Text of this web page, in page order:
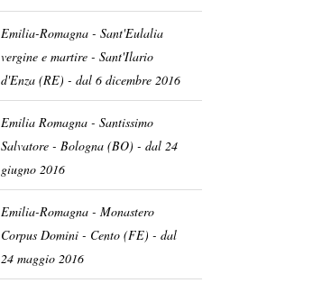
Emilia-Romagna - Sant'Eulalia
vergine e martire - Sant'Ilario
d'Enza (RE) - dal 6 dicembre 2016
Emilia Romagna - Santissimo
Salvatore - Bologna (BO) - dal 24
giugno 2016
Emilia-Romagna - Monastero
Corpus Domini - Cento (FE) - dal
24 maggio 2016